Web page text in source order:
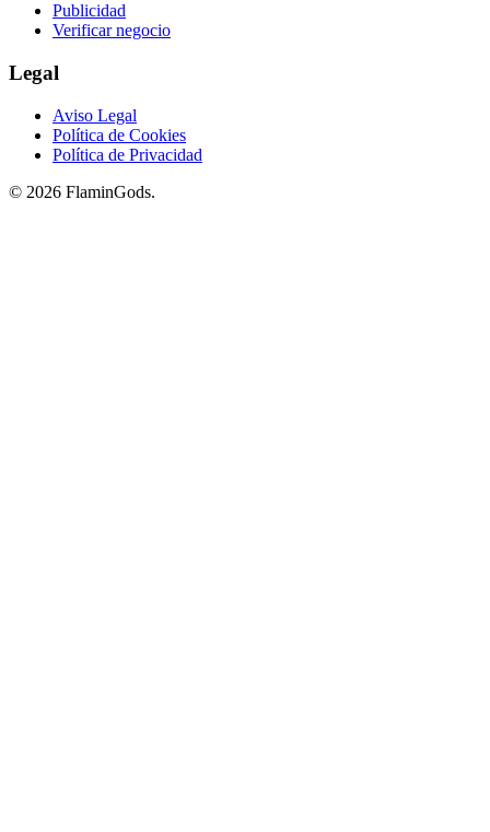
Publicidad
Verificar negocio
Legal
Aviso Legal
Política de Cookies
Política de Privacidad
© 2026 FlaminGods.